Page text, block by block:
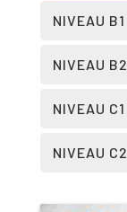
NIVEAU B1
NIVEAU B2
NIVEAU C1
NIVEAU C2